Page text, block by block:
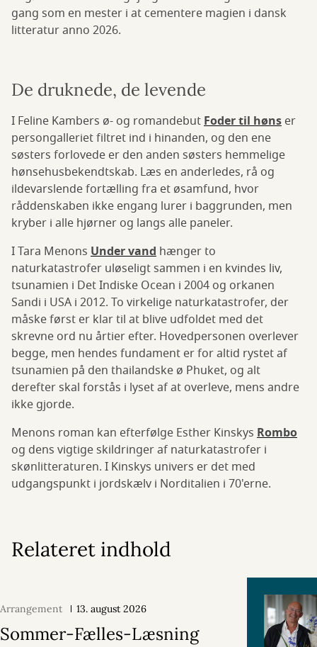
gang som en mester i at cementere magien i dansk
litteratur anno 2026.
De druknede, de levende
I Feline Kambers ø- og romandebutFoder til høns er
persongalleriet filtret ind i hinanden, og den ene
søsters forlovede er den anden søsters hemmelige
hønsehusbekendtskab. Læs en anderledes, rå og
ildevarslende fortælling fra et øsamfund, hvor
råddenskaben ikke engang lurer i baggrunden, men
kryber i alle hjørner og langs alle paneler.
I Tara Menons Under vand hænger to
naturkatastrofer uløseligt sammen i en kvindes liv,
tsunamien i Det Indiske Ocean i 2004 og orkanen
Sandi i USA i 2012. To virkelige naturkatastrofer, der
måske først er klar til at blive udfoldet med det
skrevne ord nu årtier efter. Hovedpersonen overlever
begge, men hendes fundament er for altid rystet af
tsunamien på den thailandske ø Phuket, og alt
derefter skal forstås i lyset af at overleve, mens andre
ikke gjorde.
Menons roman kan efterfølge Esther Kinskys Rombo
og dens vigtige skildringer af naturkatastrofer i
skønlitteraturen. I Kinskys univers er det med
udgangspunkt i jordskælv i Norditalien i 70'erne.
Relateret indhold
Arrangement 13. august 2026
Sommer-Fælles-Læsning